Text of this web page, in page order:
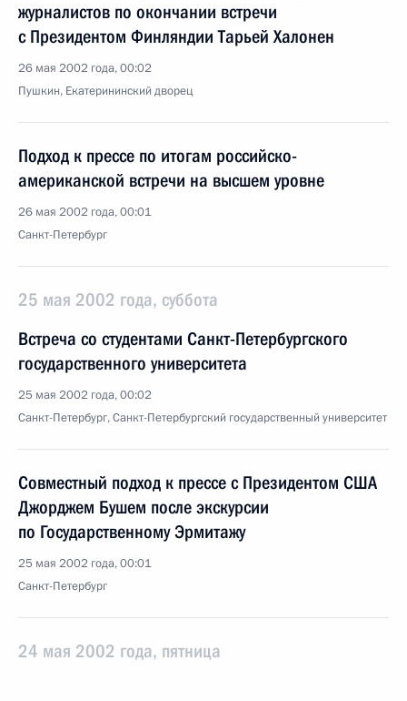
журналистов по окончании встречи
с Президентом Финляндии Тарьей Халонен
26 мая 2002 года, 00:02
Пушкин, Екатерининский дворец
Подход к прессе по итогам российско-
американской встречи на высшем уровне
26 мая 2002 года, 00:01
Санкт-Петербург
25 мая 2002 года, суббота
Встреча со студентами Санкт-Петербургского
государственного университета
25 мая 2002 года, 00:02
Санкт-Петербург, Санкт-Петербургский государственный университет
Совместный подход к прессе с Президентом США
Джорджем Бушем после экскурсии
по Государственному Эрмитажу
25 мая 2002 года, 00:01
Санкт-Петербург
24 мая 2002 года, пятница